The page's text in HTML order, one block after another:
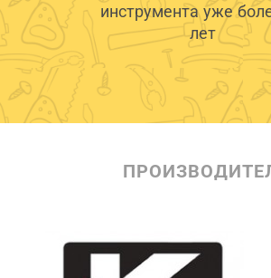
инструмента уже
лет